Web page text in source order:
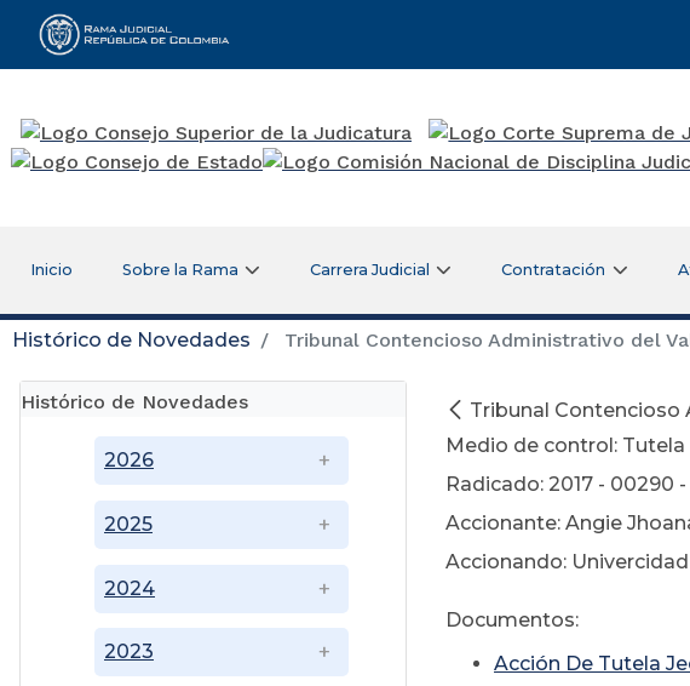
Rama Judicial
Inicio Sobre la Rama Carrera Judicial Contratación
Histórico de Novedades Tribunal Contencioso Administrativo del
Histórico de Novedades
2023
2024
2025
2026
Tribunal Contencioso
Medio de control: Tutela
Radicado: 2017 - 00290
Accionante: Angie
Accionando:
Documentos:
Acción De Tutela